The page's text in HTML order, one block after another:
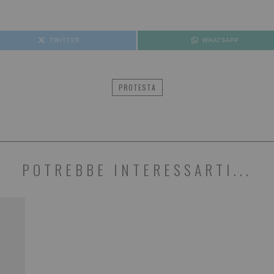
TWITTER WHATSAPP
PROTESTA
POTREBBE INTERESSARTI...